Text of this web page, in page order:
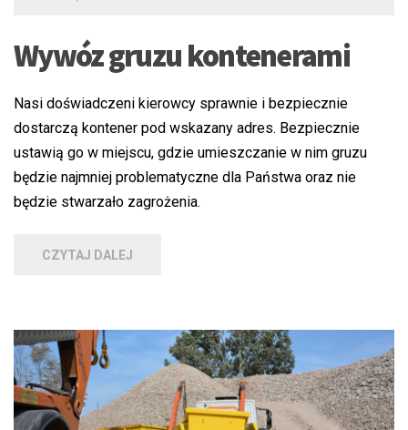
Wywóz gruzu kontenerami
Nasi doświadczeni kierowcy sprawnie i bezpiecznie
dostarczą kontener pod wskazany adres. Bezpiecznie
ustawią go w miejscu, gdzie umieszczanie w nim gruzu
będzie najmniej problematyczne dla Państwa oraz nie
będzie stwarzało zagrożenia.
CZYTAJ DALEJ